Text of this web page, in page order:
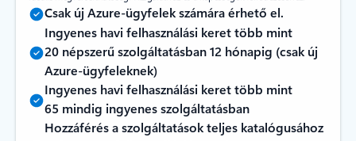
Csak új Azure-ügyfelek számára érhető el.
Ingyenes havi felhasználási keret több mint
20 népszerű szolgáltatásban 12 hónapig (csak új
Azure-ügyfeleknek)
Ingyenes havi felhasználási keret több mint
65 mindig ingyenes szolgáltatásban
Hozzáférés a szolgáltatások teljes katalógusához